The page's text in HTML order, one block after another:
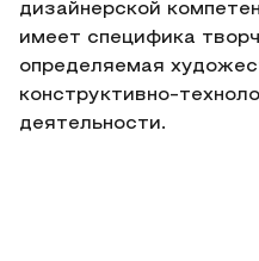
дизайнерской
имеет специфика
определяемая
конструктивно-
деятельности.